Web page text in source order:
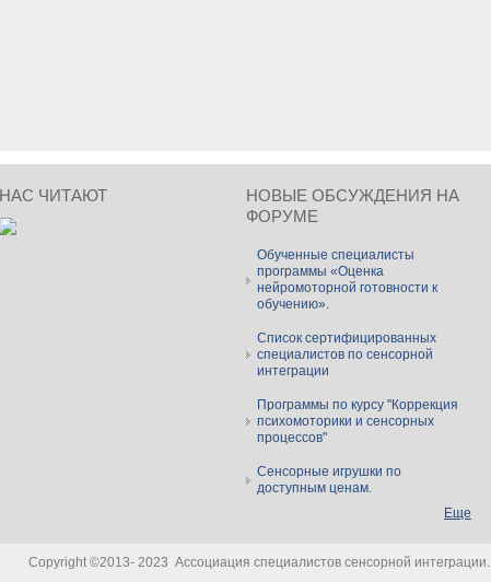
НАС ЧИТАЮТ
НОВЫЕ ОБСУЖДЕНИЯ НА
ФОРУМЕ
Обученные специалисты
программы «Оценка
нейромоторной готовности к
обучению».
Список сертифицированных
специалистов по сенсорной
интеграции
Программы по курсу "Коррекция
психомоторики и сенсорных
процессов"
Сенсорные игрушки по
доступным ценам.
Еще
Copyright ©2013- 2023 Ассоциация специалистов сенсорной интеграции.